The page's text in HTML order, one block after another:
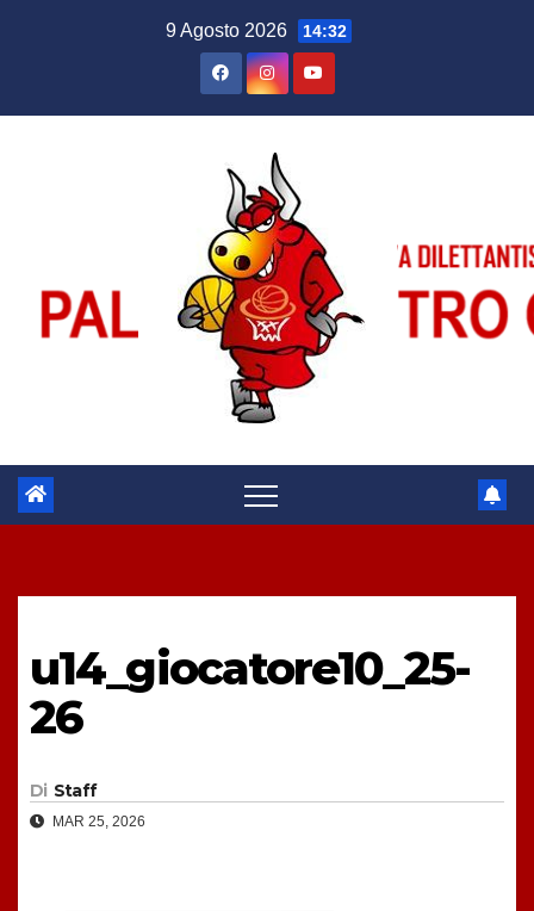
9 Agosto 2026 14:32
u14_giocatore10_25-
26
Di Staff
MAR 25, 2026